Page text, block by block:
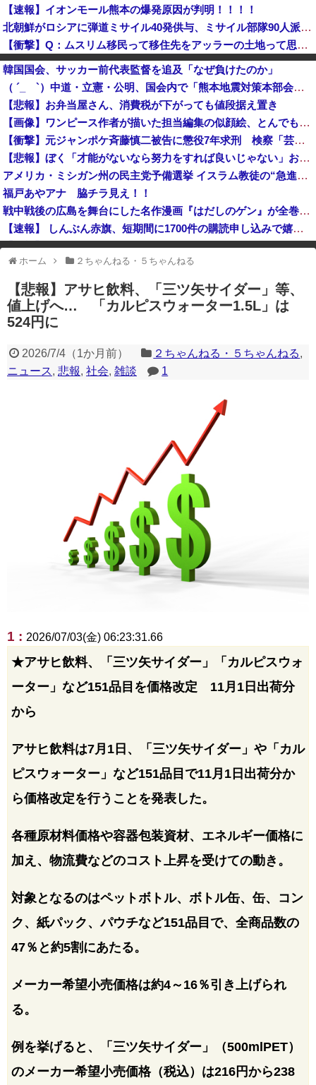
【速報】イオンモール熊本の爆発原因が判明！！！！
北朝鮮がロシアに弾道ミサイル40発供与、ミサイル部隊90人派遣開始…さらに80発見通し！
【衝撃】Q：ムスリム移民って移住先をアッラーの土地って思ってるの？ → 衝撃の回答がコチラ → ｗｗｗｗｗｗｗｗｗｗｗｗｗｗ
【速報】「中国への侵略戦争に突入するための戦争式典だ」 パヨクが広島の平和記念式典に反対する理由が判明
広島県知事ら「核抑止論、根本的におかしい」
韓国警察、大韓サッカー協会を家宅捜索 代表監督選考巡り
韓国国会、サッカー前代表監督を追及「なぜ負けたのか」
（ ´_ゝ`）中道・立憲・公明、国会内で「熊本地震対策本部会議」各省庁からヒアリング・現地から意見聴取「パーティション、人手、宿泊施設の不足や、外国人実習生の方々にも対応してほしい」今日の午後、政府に要望書を提出
【悲報】お弁当屋さん、消費税が下がっても値段据え置き
【画像】ワンピース作者が描いた担当編集の似顔絵、とんでもないことが書かれるｗｗｗｗ
【衝撃】元ジャンポケ斉藤慎二被告に懲役7年求刑 検察「芸能人の立場の差を利用し、ロケバス内で3回性的暴行」 本人は無罪主張
【悲報】ぼく「才能がないなら努力をすれば良いじゃない」お前ら「努力できるのも才能だよ」
アメリカ・ミシガン州の民主党予備選挙 イスラム教徒の“急進左派”候補が勝利確実に⋯トランプ氏は批判
福戸あやアナ 脇チラ見え！！
戦中戦後の広島を舞台にした名作漫画『はだしのゲン』が全巻50％オフで買える激安セール開催！！このチャンスを見逃すな！！
【速報】 しんぶん赤旗、短期間に1700件の購読申し込みで嬉し泣き→「うそでーす」虚偽申し込みと判明→ 共産党が刑事告訴「厳重な処罰を求める」
【衝撃】 中国製ルーター20機種にバックドア発見！ ネットに繋ぐだけで35秒ごとに中国のサーバーと通信
一部のコンテンツが表示されなくなったり、サイト全体のレイアウトが崩れ
たりする場合があります。
ホーム ２ちゃんねる・５ちゃんねる
【悲報】アサヒ飲料、「三ツ矢サイダー」等、
値上げへ… 「カルピスウォーター1.5L」は
524円に
2026/7/4（1か月前） ２ちゃんねる・５ちゃんねる,
ニュース, 悲報, 社会, 雑談 1
1 : 2026/07/03(金) 06:23:31.66
★アサヒ飲料、「三ツ矢サイダー」「カルピスウォ
ーター」など151品目を価格改定 11月1日出荷分
から
アサヒ飲料は7月1日、「三ツ矢サイダー」や「カル
ピスウォーター」など151品目で11月1日出荷分か
ら価格改定を行うことを発表した。
各種原材料価格や容器包装資材、エネルギー価格に
加え、物流費などのコスト上昇を受けての動き。
対象となるのはペットボトル、ボトル缶、缶、コン
ク、紙パック、パウチなど151品目で、全商品数の
47％と約5割にあたる。
メーカー希望小売価格は約4～16％引き上げられ
る。
例を挙げると、「三ツ矢サイダー」（500mlPET）
のメーカー希望小売価格（税込）は216円から238